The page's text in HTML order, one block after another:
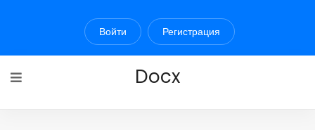
Войти Регистрация
Docx